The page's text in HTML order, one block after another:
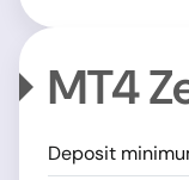
MT4
Deposit